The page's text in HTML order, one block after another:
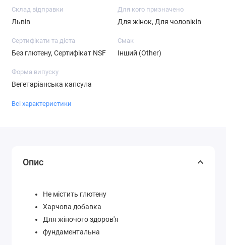
Склад відправки
Львів
Для кого призначено
Для жінок, Для чоловіків
Сертифікати та дієта
Без глютену, Сертифікат NSF
Смак
Інший (Other)
Форма випуску
Вегетаріанська капсула
Всі характеристики
Опис
Не містить глютену
Харчова добавка
Для жіночого здоров'я
фундаментальна